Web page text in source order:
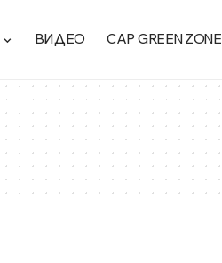
ВИДЕО CAP GREEN ZONE